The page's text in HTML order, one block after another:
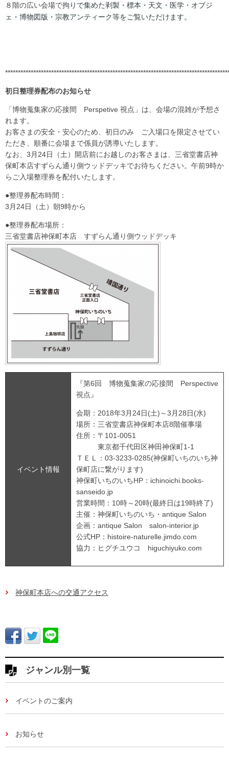
８階の広い会場で拘りで集めた剥製・標本・天文・医学・オブジ
ェ・博物図版・宗教アンティーク等をご覧いただけます。
初日整理券配布のお知らせ
「博物蒐集家の応接間 Perspetive 視点」は、会場の混雑が予想さ
れます。
お客さまの安全・安心のため、初日のみ ご入場口を限定させてい
ただき、順番に会場まで係員が誘導いたします。
なお、3月24日（土）開店前にお越しのお客さまは、三省堂書店神
保町本店すずらん通り側ウッドデッキでお待ちください。午前9時か
らご入場整理券を配付いたします。
●整理券配布時間：
3月24日（土）朝9時から
●整理券配布場所：
三省堂書店神保町本店 すずらん通り側ウッドデッキ
イベント情報
『第6回 博物蒐集家の応接間 Perspective
視点』
会期：2018年3月24日(土)～3月28日(水)
場所：三省堂書店神保町本店8階催事場
住所：〒101-0051
東京都千代田区神田神保町1-1
ＴＥＬ：03-3233-0285(神保町いちのいち神
保町店に繋がります)
神保町いちのいちHP：ichinoichi.books-
sanseido.jp
営業時間：10時～20時(最終日は19時終了)
主催：神保町いちのいち・antique Salon
企画：antique Salon salon-interior.jp
公式HP：histoire-naturelle.jimdo.com
協力：ヒグチユウコ higuchiyuko.com
神保町本店への交通アクセス
ジャンル別一覧
イベントのご案内
お知らせ